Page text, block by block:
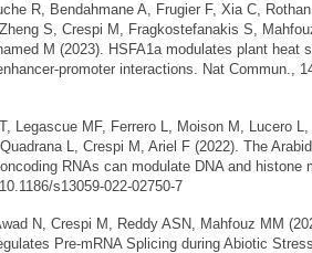
R, Bendahmane A, Frugier F, Xia C,
S, Crespi M, Fragkostefanakis S,
M (2023). HSFA1a modulates plant heat
promoter interactions. Nat Commun.,
MF, Ferrero L, Moison M, Lucero L,
L, Crespi M, Ariel F (2022). The
RNAs can modulate DNA and histone
s13059-022-02750-7
N, Crespi M, Reddy ASN, Mahfouz MM
Pre-mRNA Splicing during Abiotic